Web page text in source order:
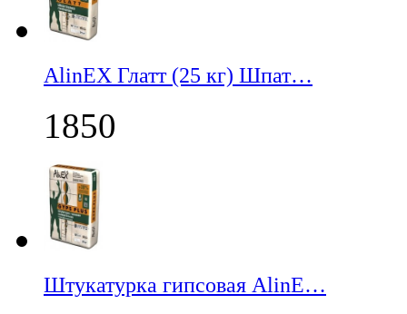
AlinEX Глатт (25 кг) Шпат…
1850
Штукатурка гипсовая AlinE…